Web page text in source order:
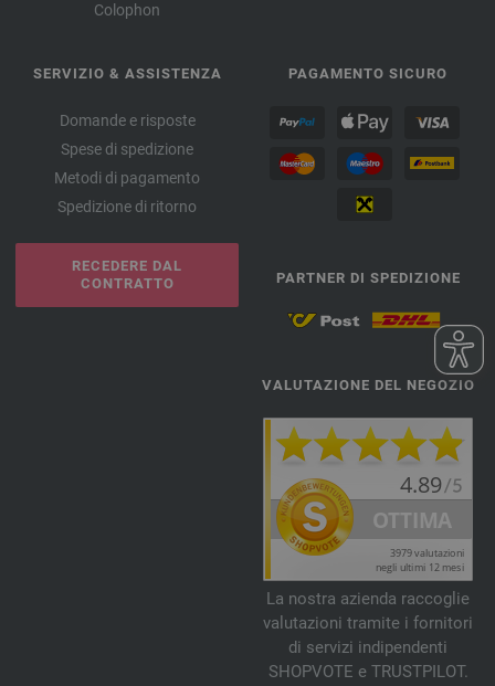
Colophon
SERVIZIO & ASSISTENZA
Domande e risposte
Spese di spedizione
Metodi di pagamento
Spedizione di ritorno
RECEDERE DAL
CONTRATTO
PAGAMENTO SICURO
PARTNER DI SPEDIZIONE
VALUTAZIONE DEL NEGOZIO
La nostra azienda raccoglie
valutazioni tramite i fornitori
di servizi indipendenti
SHOPVOTE e TRUSTPILOT.